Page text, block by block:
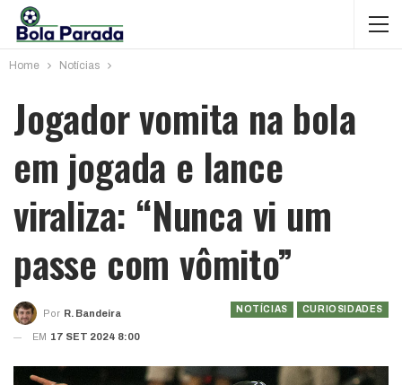
Home Notícias
Jogador vomita na bola
em jogada e lance
viraliza: “Nunca vi um
passe com vômito”
NOTÍCIAS CURIOSIDADES
Por R. Bandeira
EM 17 SET 2024 8:00